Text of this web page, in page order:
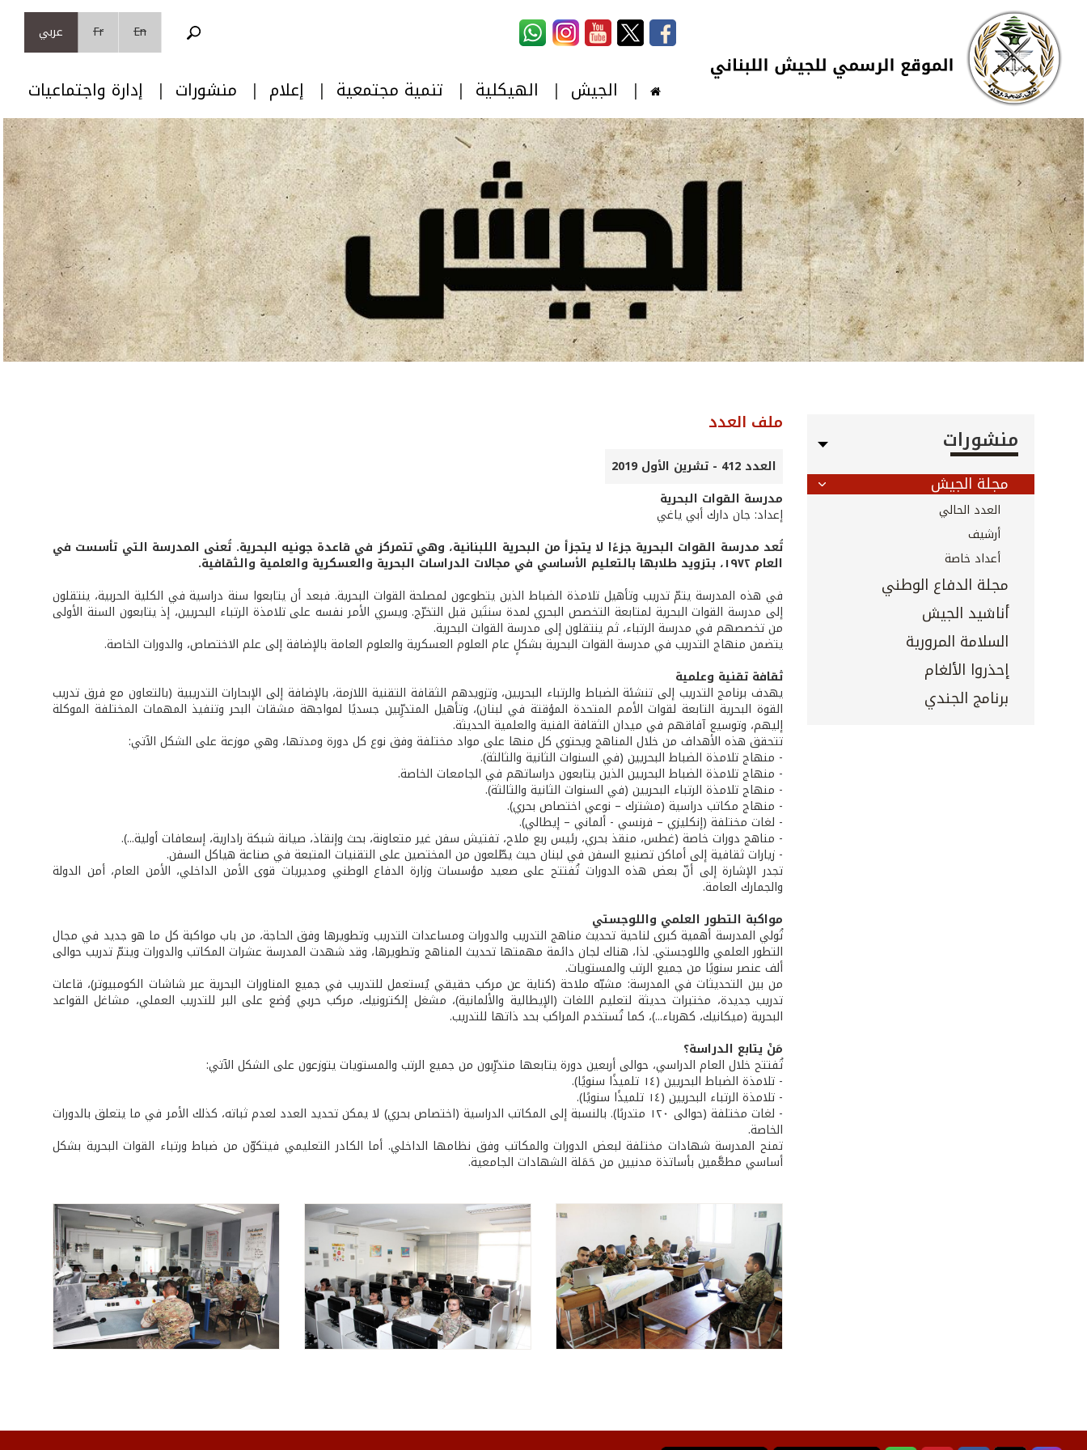
تجاوز إلى المحتوى الرئيسي
Skip to navigation
En
Fr عربي
الجيش الهيكلية تنمية مجتمعية إعلام منشورات إدارة واجتماعيات
منشورات
مجلة الجيش
العدد الحالي
أرشيف
أعداد خاصة
مجلة الدفاع الوطني
أناشيد الجيش
السلامة المرورية
إحذروا الألغام
برنامج الجندي
ملف العدد
العدد 412 - تشرين الأول 2019
مدرسة القوات البحرية
إعداد: جان دارك أبي ياغي
تُعد مدرسة القوات البحرية جزءًا لا يتجزأ من البحرية اللبنانية، وهي تتمركز في قاعدة جونيه البحرية. تُعنى المدرسة التي تأسست في
العام ١٩٧٢، بتزويد طلابها بالتعليم الأساسي في مجالات الدراسات البحرية والعسكرية والعلمية والثقافية.
في هذه المدرسة يتمّ تدريب وتأهيل تلامذة الضباط الذين يتطوعون لمصلحة القوات البحرية. فبعد أن يتابعوا سنة دراسية في الكلية الحربية، ينتقلون
إلى مدرسة القوات البحرية لمتابعة التخصص البحري لمدة سنتَين قبل التخرّج. ويسري الأمر نفسه على تلامذة الرتباء البحريين، إذ يتابعون السنة الأولى
من تخصصهم في مدرسة الرتباء، ثم ينتقلون إلى مدرسة القوات البحرية.
يتضمن منهاج التدريب في مدرسة القوات البحرية بشكلٍ عام العلوم العسكرية والعلوم العامة بالإضافة إلى علم الاختصاص، والدورات الخاصة.
ثقافة تقنية وعلمية
يهدف برنامج التدريب إلى تنشئة الضباط والرتباء البحريين، وتزويدهم الثقافة التقنية اللازمة، بالإضافة إلى الإبحارات التدريبية (بالتعاون مع فرق تدريب
القوة البحرية التابعة لقوات الأمم المتحدة المؤقتة في لبنان)، وتأهيل المتدرِّبين جسديًا لمواجهة مشقات البحر وتنفيذ المهمات المختلفة الموكلة
إليهم، وتوسيع آفاقهم في ميدان الثقافة الفنية والعلمية الحديثة.
تتحقق هذه الأهداف من خلال المناهج ويحتوي كل منها على مواد مختلفة وفق نوع كل دورة ومدتها، وهي موزعة على الشكل الآتي:
- منهاج تلامذة الضباط البحريين (في السنوات الثانية والثالثة).
- منهاج تلامذة الضباط البحريين الذين يتابعون دراساتهم في الجامعات الخاصة.
- منهاج تلامذة الرتباء البحريين (في السنوات الثانية والثالثة).
- منهاج مكاتب دراسية (مشترك – نوعي اختصاص بحري).
- لغات مختلفة (إنكليزي – فرنسي - ألماني – إيطالي).
- مناهج دورات خاصة (غطس، منقذ بحري، رئيس ربع ملاح، تفتيش سفن غير متعاونة، بحث وإنقاذ، صيانة شبكة رادارية، إسعافات أولية...).
- زيارات ثقافية إلى أماكن تصنيع السفن في لبنان حيث يطّلعون من المختصين على التقنيات المتبعة في صناعة هياكل السفن.
تجدر الإشارة إلى أنّ بعض هذه الدورات تُفتتح على صعيد مؤسسات وزارة الدفاع الوطني ومديريات قوى الأمن الداخلي، الأمن العام، أمن الدولة
والجمارك العامة.
مواكبة التطور العلمي واللوجستي
تُولي المدرسة أهمية كبرى لناحية تحديث مناهج التدريب والدورات ومساعدات التدريب وتطويرها وفق الحاجة، من باب مواكبة كل ما هو جديد في مجال
التطور العلمي واللوجستي. لذا، هناك لجان دائمة مهمتها تحديث المناهج وتطويرها، وقد شهدت المدرسة عشرات المكاتب والدورات ويتمّ تدريب حوالى
ألف عنصر سنويًا من جميع الرتب والمستويات.
من بين التحديثات في المدرسة: مشبّه ملاحة (كناية عن مركب حقيقي يُستعمل للتدريب في جميع المناورات البحرية عبر شاشات الكومبيوتر)، قاعات
تدريب جديدة، مختبرات حديثة لتعليم اللغات (الإيطالية والألمانية)، مشغل إلكترونيك، مركب حربي وُضع على البر للتدريب العملي، مشاغل القواعد
البحرية (ميكانيك، كهرباء...)، كما تُستخدم المراكب بحد ذاتها للتدريب.
مَنْ يتابع الدراسة؟
تُفتتح خلال العام الدراسي، حوالى أربعين دورة يتابعها متدرِّبون من جميع الرتب والمستويات يتوزعون على الشكل الآتي:
- تلامذة الضباط البحريين (١٤ تلميذًا سنويًا).
- تلامذة الرتباء البحريين (١٤ تلميذًا سنويًا).
- لغات مختلفة (حوالى ١٢٠ متدربًا). بالنسبة إلى المكاتب الدراسية (اختصاص بحري) لا يمكن تحديد العدد لعدم ثباته، كذلك الأمر في ما يتعلق بالدورات
الخاصة.
تمنح المدرسة شهادات مختلفة لبعض الدورات والمكاتب وفق نظامها الداخلي. أما الكادر التعليمي فيتكوّن من ضباط ورتباء القوات البحرية بشكل
أساسي مطعَّمين بأساتذة مدنيين من حَمَلة الشهادات الجامعية.